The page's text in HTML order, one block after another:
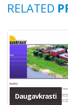
RELATED
Daugavkrasti